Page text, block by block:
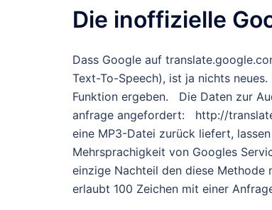
Die inoffizielle
Dass Google auf
Text-To-Speech), ist ja nichts
Funktion ergeben. Die Daten zur
anfrage angefordert: http://
eine MP3-Datei zurück liefert,
Mehrsprachigkeit von Googles
einzige Nachteil den diese
erlaubt 100 Zeichen mit einer